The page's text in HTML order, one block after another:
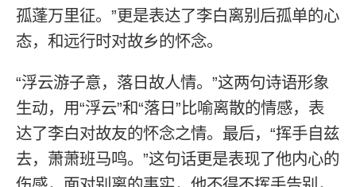
孤蓬万里征。”更是表达了李白离别后孤单的心
态，和远行时对故乡的怀念。
“浮云游子意，落日故人情。”这两句诗语形象
生动，用“浮云”和“落日”比喻离散的情感，表
达了李白对故友的怀念之情。最后，“挥手自兹
去，萧萧班马鸣。”这句话更是表现了他内心的